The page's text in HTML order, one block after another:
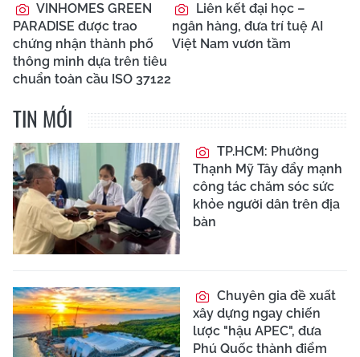
VINHOMES GREEN
PARADISE được trao
chứng nhận thành phố
thông minh dựa trên tiêu
chuẩn toàn cầu ISO 37122
Liên kết đại học –
ngân hàng, đưa trí tuệ AI
Việt Nam vươn tầm
TIN MỚI
TP.HCM: Phường
Thạnh Mỹ Tây đẩy mạnh
công tác chăm sóc sức
khỏe người dân trên địa
bàn
Chuyên gia đề xuất
xây dựng ngay chiến
lược "hậu APEC", đưa
Phú Quốc thành điểm